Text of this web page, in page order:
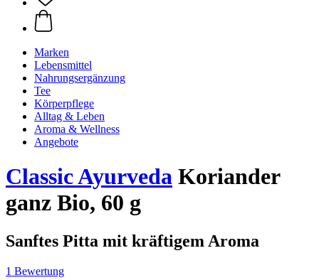
Marken
Lebensmittel
Nahrungsergänzung
Tee
Körperpflege
Alltag & Leben
Aroma & Wellness
Angebote
Classic Ayurveda Koriander
ganz Bio, 60 g
Sanftes Pitta mit kräftigem Aroma
1 Bewertung